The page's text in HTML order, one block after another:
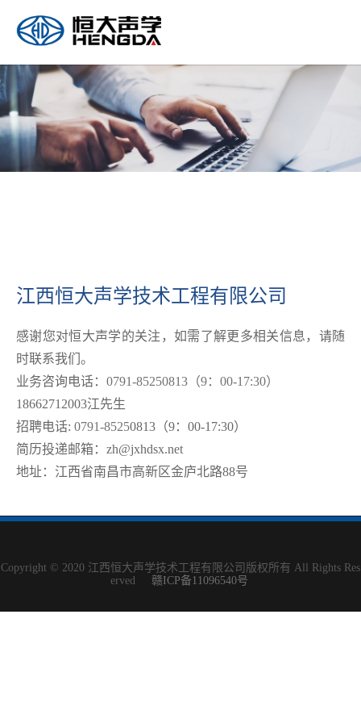
江西恒大声学技术工程有限公司
感谢您对恒大声学的关注，如需了解更多相关信息，请随
时联系我们。
业务咨询电话： 0791-85250813（9：00-17:30）
18662712003江先生
招聘电话: 0791-85250813（9：00-17:30）
简历投递邮箱：zh@jxhdsx.net
地址：江西省南昌市高新区金庐北路88号
Copyright © 2020 江西恒大声学技术工程有限公司版权所有 All Rights Res
erved 赣ICP备11096540号